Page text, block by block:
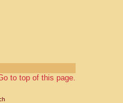
to top of this page.